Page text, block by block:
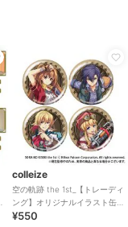
colleize
空の軌跡 the 1st_【トレーディ
ング】オリジナルイラスト缶
バッジ_pcs
¥550